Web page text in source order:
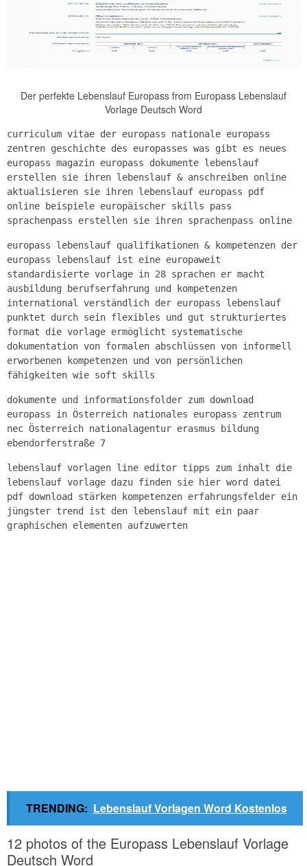
Der perfekte Lebenslauf Europass from Europass Lebenslauf
Vorlage Deutsch Word
curriculum vitae der europass nationale europass
zentren geschichte des europasses was gibt es neues
europass magazin europass dokumente lebenslauf
erstellen sie ihren lebenslauf & anschreiben online
aktualisieren sie ihren lebenslauf europass pdf
online beispiele europäischer skills pass
sprachenpass erstellen sie ihren sprachenpass online
europass lebenslauf qualifikationen & kompetenzen der
europass lebenslauf ist eine europaweit
standardisierte vorlage in 28 sprachen er macht
ausbildung berufserfahrung und kompetenzen
international verständlich der europass lebenslauf
punktet durch sein flexibles und gut strukturiertes
format die vorlage ermöglicht systematische
dokumentation von formalen abschlüssen von informell
erworbenen kompetenzen und von persönlichen
fähigkeiten wie soft skills
dokumente und informationsfolder zum download
europass in Österreich nationales europass zentrum
nec Österreich nationalagentur erasmus bildung
ebendorferstraße 7
lebenslauf vorlagen line editor tipps zum inhalt die
lebenslauf vorlage dazu finden sie hier word datei
pdf download stärken kompetenzen erfahrungsfelder ein
jüngster trend ist den lebenslauf mit ein paar
graphischen elementen aufzuwerten
TRENDING: Lebenslauf Vorlagen Word Kostenlos
12 photos of the Europass Lebenslauf Vorlage
Deutsch Word